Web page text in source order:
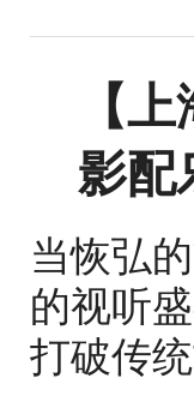
【
影配
当恢弘
的视听
打破传